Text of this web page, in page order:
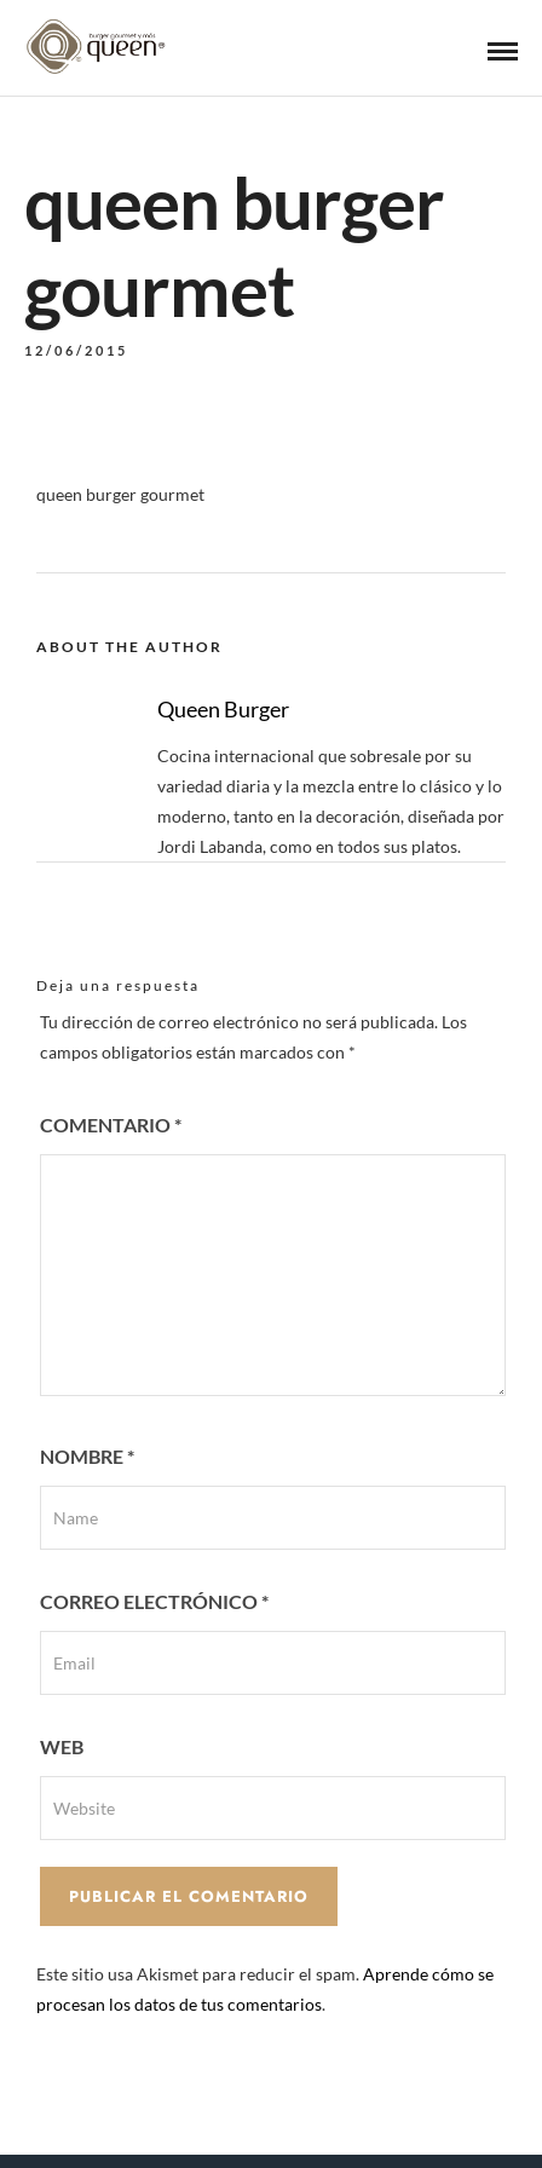
queen burger
gourmet
12/06/2015
queen burger gourmet
ABOUT THE AUTHOR
Queen Burger
Cocina internacional que sobresale por su
variedad diaria y la mezcla entre lo clásico y lo
moderno, tanto en la decoración, diseñada por
Jordi Labanda, como en todos sus platos.
Deja una respuesta
Tu dirección de correo electrónico no será publicada. Los
campos obligatorios están marcados con *
COMENTARIO*
NOMBRE*
CORREO ELECTRÓNICO*
WEB
Este sitio usa Akismet para reducir el spam.Aprende cómo se
procesan los datos de tus comentarios.